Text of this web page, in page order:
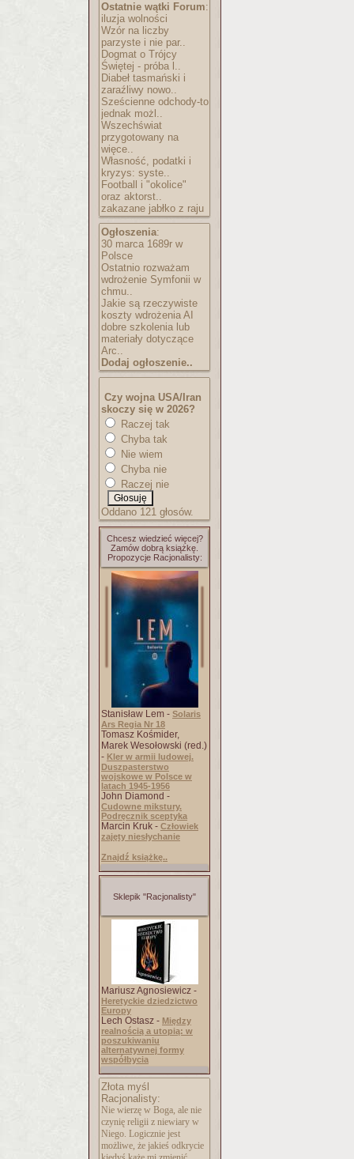
Ostatnie wątki Forum:
iluzja wolności
Wzór na liczby
parzyste i nie par..
Dogmat o Trójcy
Świętej - próba l..
Diabeł tasmański i
zaraźliwy nowo..
Sześcienne odchody-to
jednak możl..
Wszechświat
przygotowany na
więce..
Własność, podatki i
kryzys: syste..
Football i "okolice"
oraz aktorst..
zakazane jabłko z raju
Ogłoszenia:
30 marca 1689r w
Polsce
Ostatnio rozważam
wdrożenie Symfonii w
chmu..
Jakie są rzeczywiste
koszty wdrożenia AI
dobre szkolenia lub
materiały dotyczące
Arc..
Dodaj ogłoszenie..
Czy wojna USA/Iran
skoczy się w 2026?
Raczej tak
Chyba tak
Nie wiem
Chyba nie
Raczej nie
Oddano 121 głosów.
Chcesz wiedzieć więcej?
Zamów dobrą książkę.
Propozycje Racjonalisty:
Stanisław Lem - Solaris
Ars Regia Nr 18
Tomasz Kośmider,
Marek Wesołowski (red.)
- Kler w armii ludowej.
Duszpasterstwo
wojskowe w Polsce w
latach 1945-1956
John Diamond -
Cudowne mikstury.
Podręcznik sceptyka
Marcin Kruk - Człowiek
zajęty niesłychanie
Znajdź książkę..
Sklepik "Racjonalisty"
Mariusz Agnosiewicz -
Heretyckie dziedzictwo
Europy
Lech Ostasz - Między
realnością a utopią: w
poszukiwaniu
alternatywnej formy
współbycia
Złota myśl
Racjonalisty:
Nie wierzę w Boga, ale nie
czynię religii z niewiary w
Niego. Logicznie jest
możliwe, że jakieś odkrycie